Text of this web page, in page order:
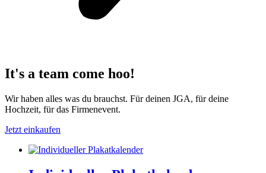
It's a team come hoo!
Wir haben alles was du brauchst. Für deinen JGA, für deine
Hochzeit, für das Firmenevent.
Jetzt einkaufen